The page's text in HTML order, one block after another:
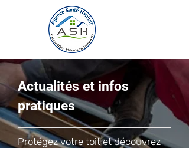
Actualités et infos
pratiques
Protégez votre toit et découvrez